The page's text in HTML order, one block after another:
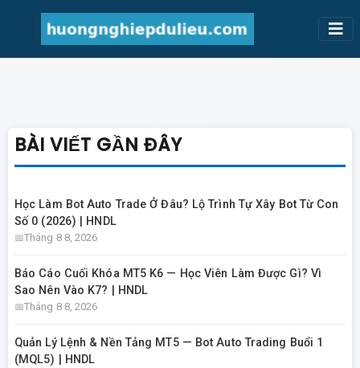
BÀI VIẾT GẦN ĐÂY
Học Làm Bot Auto Trade Ở Đâu? Lộ Trình Tự Xây Bot Từ Con
Số 0 (2026) | HNDL
Tháng 8 8, 2026
Báo Cáo Cuối Khóa MT5 K6 — Học Viên Làm Được Gì? Vì
Sao Nên Vào K7? | HNDL
Tháng 8 8, 2026
Quản Lý Lệnh & Nền Tảng MT5 — Bot Auto Trading Buổi 1
(MQL5) | HNDL